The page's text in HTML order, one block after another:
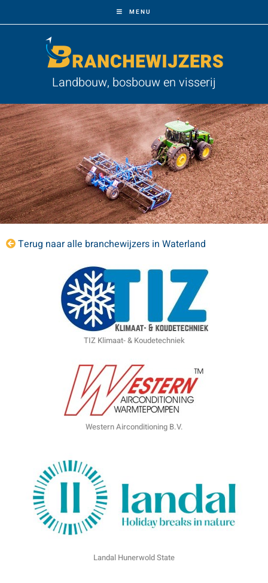
MENU
Landbouw, bosbouw en visserij
Terug naar alle branchewijzers in Waterland
TIZ Klimaat- & Koudetechniek
Western Airconditioning B.V.
Landal Hunerwold State